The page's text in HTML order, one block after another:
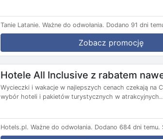
Tanie Latanie. Ważne do odwołania. Dodano 91 dni
Zobacz promocję
Hotele All Inclusive z rabatem
Wycieczki i wakacje w najlepszych cenach czekają
wybór hoteli i pakietów turystycznych w
Hotels.pl. Ważne do odwołania. Dodano 684 dni temu.